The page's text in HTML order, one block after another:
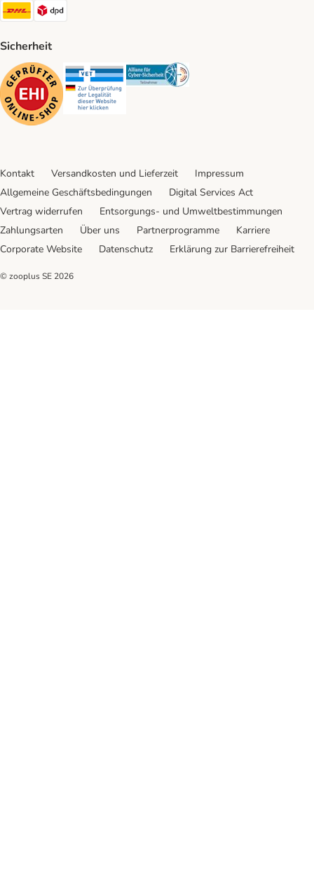
DHL Shipping Method
Sicherheit
Security Security Security
Kontakt Versandkosten und Lieferzeit
Impressum
Allgemeine Geschäftsbedingungen
Digital Services Act
Vertrag widerrufen
Entsorgungs- und Umweltbestimmungen
Zahlungsarten
Über uns Partnerprogramme
Karriere
Corporate Website
Datenschutz Erklärung zur Barrierefreiheit
© zooplus SE 2026